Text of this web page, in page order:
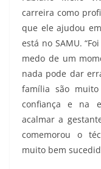
carreira como
que ele ajudou
está no SAMU.
medo de um
nada pode dar
família são
confiança e na
acalmar a
comemorou o
muito bem